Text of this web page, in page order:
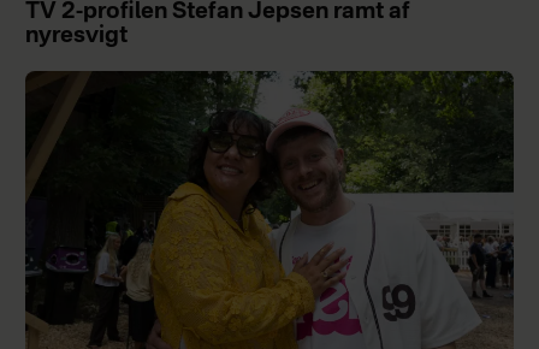
TV 2-profilen Stefan Jepsen ramt af
nyresvigt